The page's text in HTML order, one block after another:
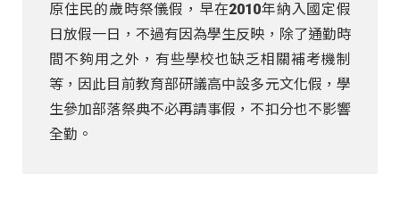
原住民的歲時祭儀假，早在2010年納入國定假
日放假一日，不過有因為學生反映，除了通勤時
間不夠用之外，有些學校也缺乏相關補考機制
等，因此目前教育部研議高中設多元文化假，學
生參加部落祭典不必再請事假，不扣分也不影響
全勤。